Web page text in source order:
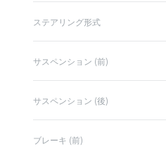
ステアリング形式
サスペンション (前)
サスペンション (後)
ブレーキ (前)